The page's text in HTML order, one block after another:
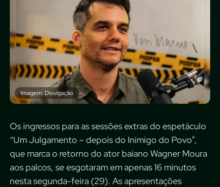
Imagem: Divulgação
Os ingressos para as sessões extras do espetáculo
“Um Julgamento – depois do Inimigo do Povo”,
que marca o retorno do ator baiano Wagner Moura
aos palcos, se esgotaram em apenas 16 minutos
nesta segunda-feira (29). As apresentações